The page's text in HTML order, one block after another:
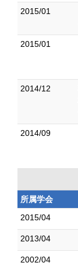
2015/01
2015/01
2014/12
2014/09
所属学会
2015/04
2013/04
2002/04